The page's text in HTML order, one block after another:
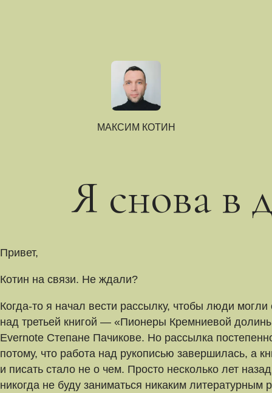
МАКСИМ КОТИН
Я снова в
Привет,
Котин на связи. Не ждали?
Когда-то я начал вести рассылку, чтобы люди
над третьей книгой — «Пионеры Кремниевой
Evernote Степане Пачикове. Но рассылка
потому, что работа над рукописью завершилась, а
и писать стало не о чем. Просто несколько лет
никогда не буду заниматься никаким литературным